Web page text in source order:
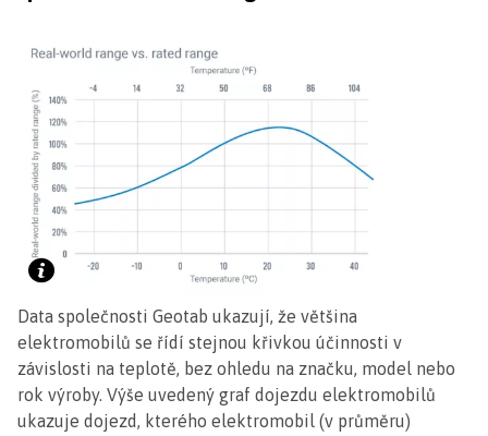
Data společnosti Geotab ukazují, že většina
elektromobilů se řídí stejnou křivkou účinnosti v
závislosti na teplotě, bez ohledu na značku, model nebo
rok výroby. Výše uvedený graf dojezdu elektromobilů
ukazuje dojezd, kterého elektromobil (v průměru)